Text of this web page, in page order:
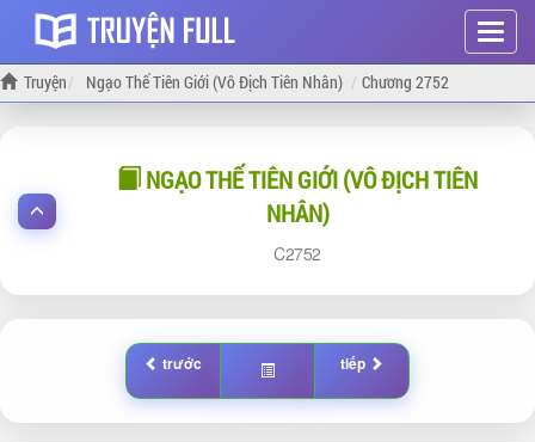
Hiện
menu
Truyện Ngạo Thế Tiên Giới (Vô Địch Tiên Nhân) Chương 2752
NGẠO THẾ TIÊN GIỚI (VÔ ĐỊCH TIÊN
NHÂN)
2752
trước tiếp